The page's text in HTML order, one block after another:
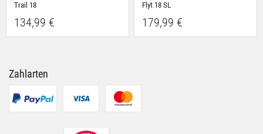
Trail 18
134,99 €
Flyt 18 SL
179,99 €
Zahlarten